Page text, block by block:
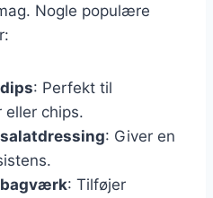
Nogle populære
: Perfekt til
chips.
: Giver en
bagværk: Tilføjer